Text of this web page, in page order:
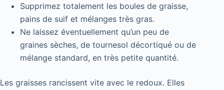
Supprimez totalement les boules de graisse,
pains de suif et mélanges très gras.
Ne laissez éventuellement qu’un peu de
graines sèches, de tournesol décortiqué ou de
mélange standard, en très petite quantité.
Les graisses rancissent vite avec le redoux. Elles